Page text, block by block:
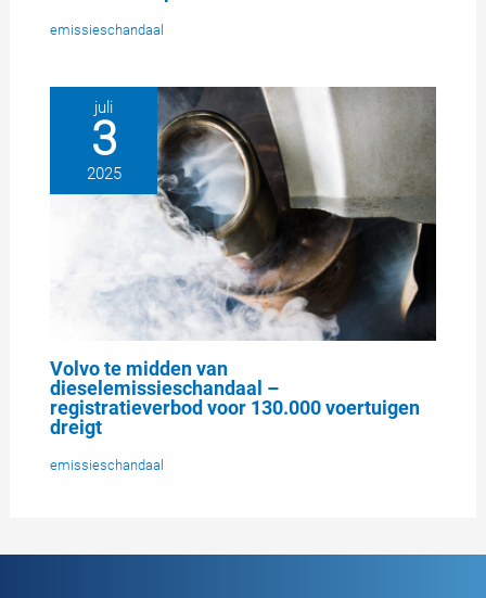
emissieschandaal
juli
3
2025
Volvo te midden van
dieselemissieschandaal –
registratieverbod voor 130.000 voertuigen
dreigt
emissieschandaal